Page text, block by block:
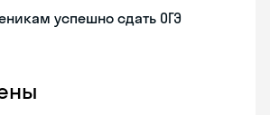
успешно сдать ОГЭ